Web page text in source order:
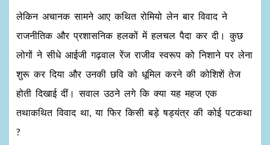
लेकिन अचानक सामने आए कथित रोमियो लेन बार विवाद ने
राजनीतिक और प्रशासनिक हलकों में हलचल पैदा कर दी। कुछ
लोगों ने सीधे आईजी गढ़वाल रेंज राजीव स्वरूप को निशाने पर लेना
शुरू कर दिया और उनकी छवि को धूमिल करने की कोशिशें तेज
होती दिखाई दीं। सवाल उठने लगे कि क्या यह महज एक
तथाकथित विवाद था, या फिर किसी बड़े षड्यंत्र की कोई पटकथा
?